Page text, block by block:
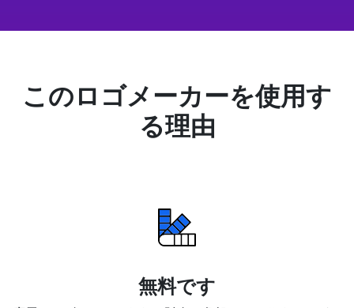
このロゴメーカーを使用す
る理由
無料です